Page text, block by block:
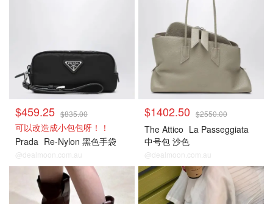
$459.25 $835.00
可以改造成小包包呀！！
Prada Re-Nylon 黑色手袋
@dealmoon.com.au
$1402.50 $2550.00
The Attico La Passeggiata
中号包 沙色
@dealmoon.com.au